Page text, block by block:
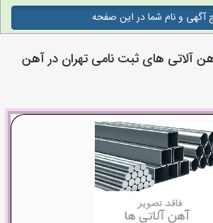
آگهی و نام شما در این صفحه
آلاتی های ثبت نامی تهران در آهن